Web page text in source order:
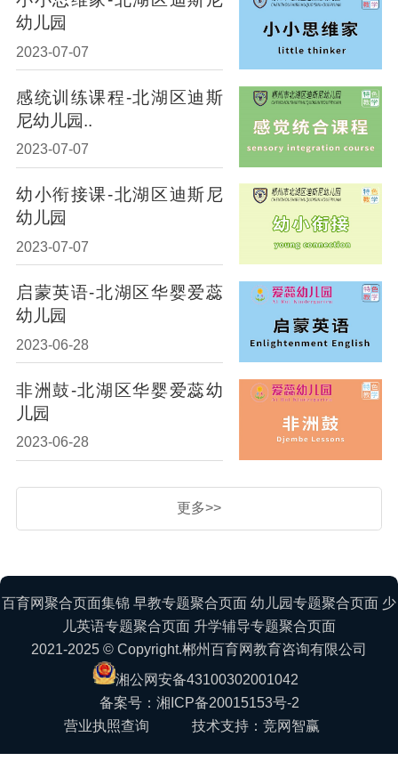
幼儿园
2023-07-07
感统训练课程-北湖区迪斯
尼幼儿园..
2023-07-07
幼小衔接课-北湖区迪斯尼
幼儿园
2023-07-07
启蒙英语-北湖区华婴爱蕊
幼儿园
2023-06-28
非洲鼓-北湖区华婴爱蕊幼
儿园
2023-06-28
更多>>
百育网聚合页面集锦 早教专题聚合页面 幼儿园专题聚合页面 少
儿英语专题聚合页面 升学辅导专题聚合页面
2021-2025 © Copyright.郴州百育网教育咨询有限公司
湘公网安备43100302001042
备案号：湘ICP备20015153号-2
营业执照查询 技术支持：竞网智赢